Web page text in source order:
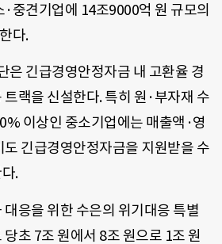
중견기업에 14조9000억 원 규모의
다.
은 긴급경영안정자금 내 고환율 경
랙을 신설한다. 특히 원·부자재 수
이상인 중소기업에는 매출액·영
긴급경영안정자금을 지원받을 수
.
응을 위한 수은의 위기대응 특별
초 7조 원에서 8조 원으로 1조 원